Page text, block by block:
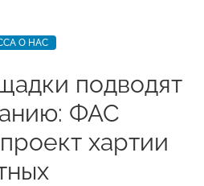
О НАС
подводят
ФАС
хартии